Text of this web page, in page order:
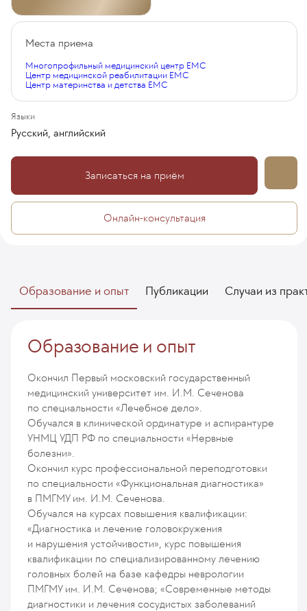
Места приема
Многопрофильный медицинский центр EMC
Центр медицинской реабилитации EMC
Центр материнства и детства EMC
Языки
Русский, английский
Записаться на приём
Онлайн-консультация
Образование и опыт Публикации Случаи из
Образование и опыт
Окончил Первый московский государственный
медицинский университет им. И.М. Сеченова
по специальности «Лечебное дело».
Обучался в клинической ординатуре и аспирантуре
УНМЦ УДП РФ по специальности «Нервные
болезни».
Окончил курс профессиональной переподготовки
по специальности «Функциональная диагностика»
в ПМГМУ им. И.М. Сеченова.
Обучался на курсах повышения квалификации:
«Диагностика и лечение головокружения
и нарушения устойчивости», курс повышения
квалификации по специализированному лечению
головных болей на базе кафедры неврологии
ПМГМУ им. И.М. Сеченова; «Современные методы
диагностики и лечения сосудистых заболеваний